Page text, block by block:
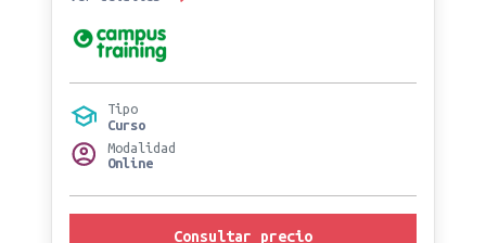
Tipo
Curso
Modalidad
Online
Consultar precio